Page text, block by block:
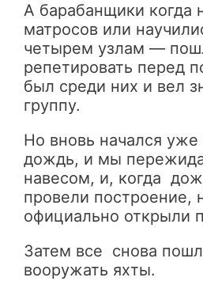
А барабанщики когда
матросов или
четырем узлам —
репетировать перед
был среди них и вел
группу.
Но вновь начался
дождь, и мы
навесом, и, когда
провели построение,
официально открыли
Затем все снова
вооружать яхты.